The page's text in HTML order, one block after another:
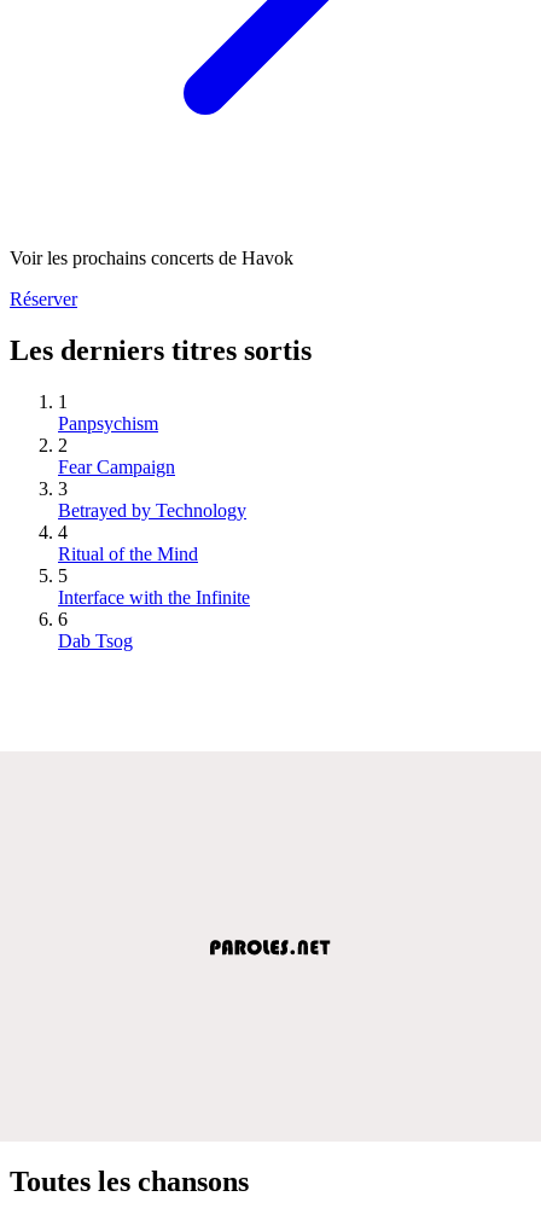
Voir les prochains concerts de Havok
Réserver
Les derniers titres sortis
1
Panpsychism
2
Fear Campaign
3
Betrayed by Technology
4
Ritual of the Mind
5
Interface with the Infinite
6
Dab Tsog
Toutes les chansons